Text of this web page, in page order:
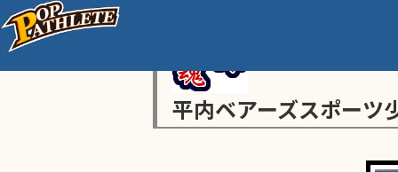
平内ベアーズスポーツ